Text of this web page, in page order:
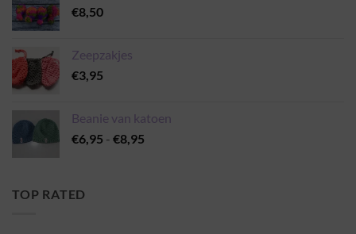
€8,50
Zeepzakjes
€3,95
Beanie van katoen
€6,95 - €8,95
TOP RATED